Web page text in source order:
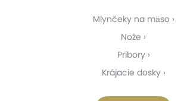
Mlynčeky na mäso
Nože
Príbory
Krájacie dosky